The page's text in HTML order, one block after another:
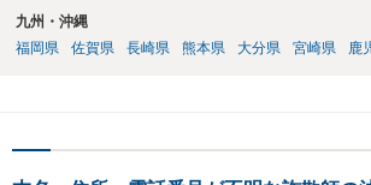
九州・沖縄
福岡県
佐賀県 長崎県 熊本県 大分県 宮崎県 鹿